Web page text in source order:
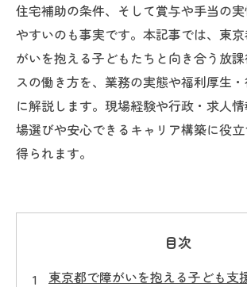
住宅補助の条件、そして賞与や手当の
やすいのも事実です。本記事では、東
がいを抱える子どもたちと向き合う放
スの働き方を、業務の実態や福利厚生
に解説します。現場経験や行政・求人
場選びや安心できるキャリア構築に役
得られます。
目次
東京都で障がいを抱える子ども支